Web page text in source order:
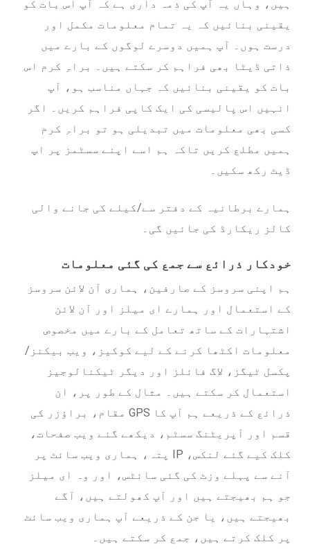
ہیں، وہاں یہ آپ کی ذمہ داری ہے کہ آپ اس بات کو
یقینی بنائیں کہ یہ تمام معلومات مکمل اور
درست ہوں۔ آپ ہمیں دوسرے لوگوں کے بارے میں
ذاتی ڈیٹا بھی فراہم کر سکتے ہیں۔ براہِ کرم اس
بات کو یقینی بنائیں کہ جہاں مناسب ہو، آپ
انہیں اس پالیسی کی ایک کاپی فراہم کریں۔ اگر
کسی بھی معلومات میں تبدیلی ہو تو براہِ کرم
ہمیں مطلع کریں تاکہ ہم اسے اپنے سسٹمز پر اپ
ڈیٹ رکھ سکیں۔
ہمارے برطانیہ کے دفتر سے/کیلے کی جانے والی
کالز ریکارڈ کی جائیں گی۔
خودکار ذرائع سے جمع کی گئی معلومات
ہم اپنی سروسز کے صارفین، ہماری آن لائن سروسز
کے استعمال اور ہمارے ای میلز اور آن لائن
اشتہارات کے ساتھ تعامل کے بارے میں مخصوص
معلومات اکٹھا کرنے کے لیے کوکیز، ویب بیکنز/
پکسل ٹیگز، لاگ فائلز اور دیگر ٹیکنالوجیز
استعمال کر سکتے ہیں۔ مثال کے طور پر، ان
ذرائع کے ذریعے ہم آپ کا GPS مقام، براؤزر کی
قسم اور آپریٹنگ سسٹم، دیکھے گئے ویب صفحات،
کلک کیے گئے لنکس، IP پتہ، ہماری ویب سائٹ پر
آنے سے پہلے وزٹ کی گئی سائٹس، اور وہ ای میلز
جو ہم بھیجتے ہیں اور آپ کھولتے ہیں، آگے
بھیجتے ہیں، یا جن کے ذریعے آپ ہماری ویب سائٹ
پر کلک کرتے ہیں، جمع کر سکتے ہیں۔